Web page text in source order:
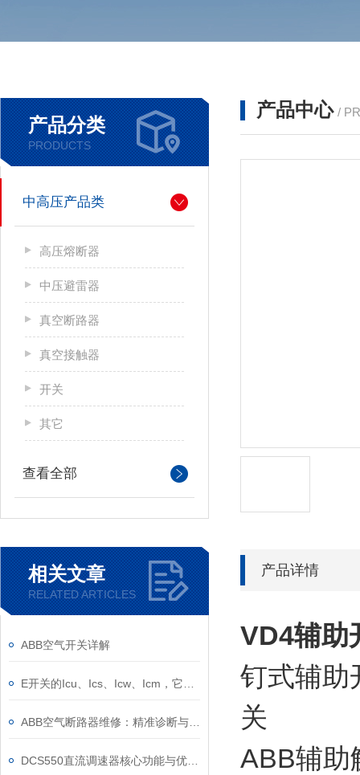
产品分类
PRODUCTS
中高压产品类
高压熔断器
中压避雷器
真空断路器
真空接触器
开关
其它
查看全部
相关文章
RELATED ARTICLES
ABB空气开关详解
产品中心 /
产品详情
VD4辅助
钉式辅助
关
ABB辅助